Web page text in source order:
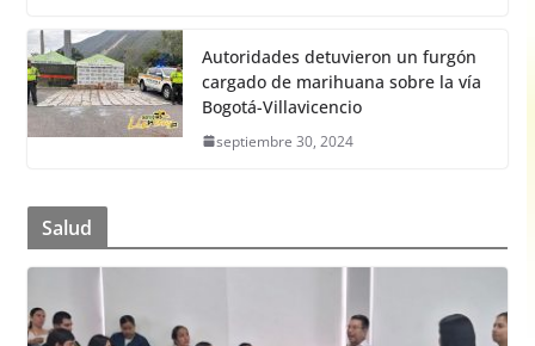
Autoridades detuvieron un furgón
cargado de marihuana sobre la vía
Bogotá-Villavicencio
septiembre 30, 2024
Salud